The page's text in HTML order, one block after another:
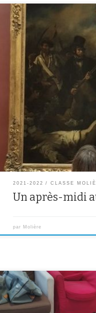
Lundi 31 janvier dernier, les
admirer les chefs d’œuvre du
l’antiquité au XVIIème siècle
Léonard de Vinci, La Liberté
2021-2022 CLASSE
Un après-midi
par Molière